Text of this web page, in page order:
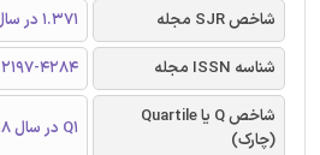
شاخص SJR مجله
1.371 در سال 2018
شناسه ISSN مجله
2197-4284
شاخص Q یا Quartile
(چارک)
Q1 در سال 2018